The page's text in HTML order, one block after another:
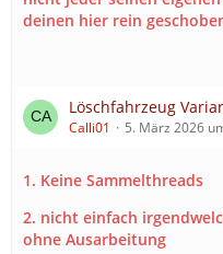
deinen hier rein
Löschfahrzeug
Calli01 5. März 2026
1. Keine Sammelthreads
2. nicht einfach
ohne Ausarbeitung